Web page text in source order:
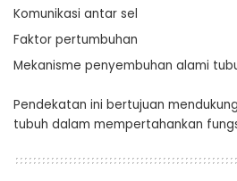
Komunikasi antar sel
Faktor pertumbuhan
Mekanisme penyembuhan alami
Pendekatan ini bertujuan
tubuh dalam mempertahankan